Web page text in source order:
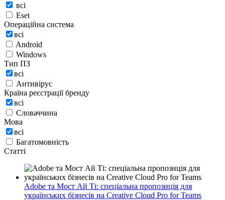
всі
Eset
Операційна система
всі
Android
Windows
Тип ПЗ
всі
Антивірус
Країна реєстрації бренду
всі
Словаччина
Мова
всі
Багатомовність
Статті
Adobe та Мост Ай Ті: спеціальна пропозиція для
українських бізнесів на Creative Cloud Pro for Teams